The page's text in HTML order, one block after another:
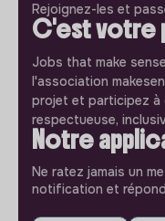
Rejoignez-les et
C'est votre
Jobs that make
l'association
projet et participez à
respectueuse,
Notre
Ne ratez jamais un
notification et